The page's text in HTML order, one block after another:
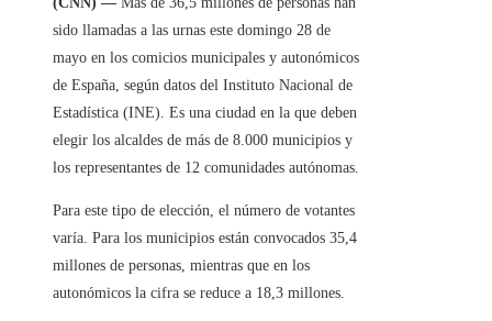
sido llamadas a las urnas este domingo 28 de
mayo en los comicios municipales y autonómicos
de España, según datos del Instituto Nacional de
Estadística (INE). Es una ciudad en la que deben
elegir los alcaldes de más de 8.000 municipios y
los representantes de 12 comunidades autónomas.
Para este tipo de elección, el número de votantes
varía. Para los municipios están convocados 35,4
millones de personas, mientras que en los
autonómicos la cifra se reduce a 18,3 millones.